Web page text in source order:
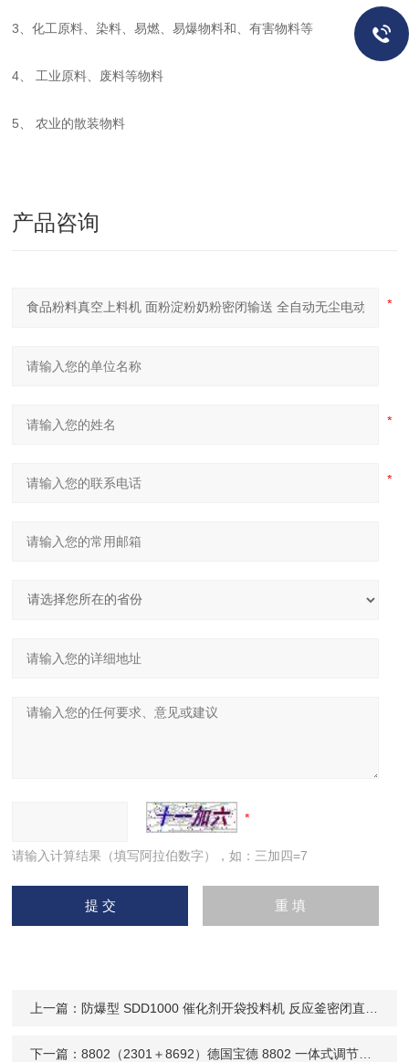
3、化工原料、染料、易燃、易爆物料和、有害物料等
4、 工业原料、废料等物料
5、 农业的散装物料
产品咨询
请输入计算结果（填写阿拉伯数字），如：三加四=7
上一篇： 防爆型 SDD1000 催化剂开袋投料机 反应釜密闭直投吨袋卸料站粉体拆包设备
下一篇：8802（2301＋8692）德国宝德 8802 一体式调节阀门 DN50，搭载 8692 数显控制头 注塑机温控调节阀